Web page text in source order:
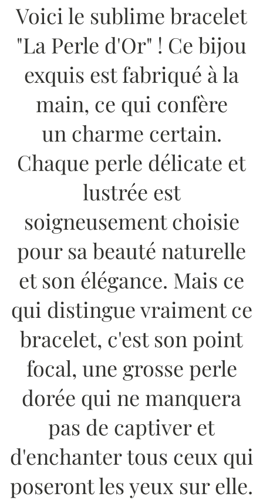
Voici le sublime bracelet
"La Perle d'Or" ! Ce bijou
exquis est fabriqué à la
main, ce qui confère
un charme certain.
Chaque perle délicate et
lustrée est
soigneusement choisie
pour sa beauté naturelle
et son élégance. Mais ce
qui distingue vraiment ce
bracelet, c'est son point
focal, une grosse perle
dorée qui ne manquera
pas de captiver et
d'enchanter tous ceux qui
poseront les yeux sur elle.